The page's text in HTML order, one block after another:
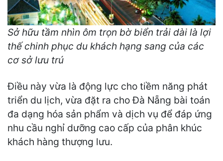
Sở hữu tầm nhìn ôm trọn bờ biển trải dài là lợi
thế chinh phục du khách hạng sang của các
cơ sở lưu trú
Điều này vừa là động lực cho tiềm năng phát
triển du lịch, vừa đặt ra cho Đà Nẵng bài toán
đa dạng hóa sản phẩm và dịch vụ để đáp ứng
nhu cầu nghỉ dưỡng cao cấp của phân khúc
khách hàng thượng lưu.